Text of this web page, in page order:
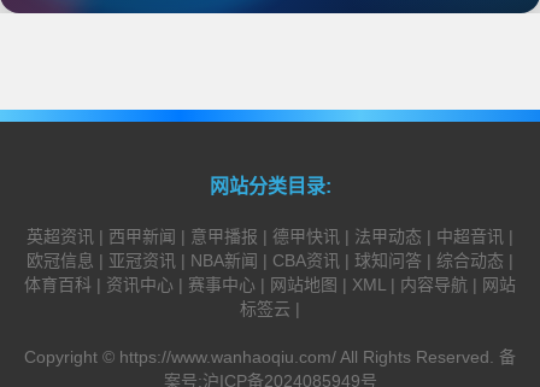
网站分类目录:
英超资讯 | 西甲新闻 | 意甲播报 | 德甲快讯 | 法甲动态 | 中超音讯 |
欧冠信息 | 亚冠资讯 | NBA新闻 | CBA资讯 | 球知问答 | 综合动态 |
体育百科 | 资讯中心 | 赛事中心 | 网站地图 | XML | 内容导航 | 网站
标签云 |
Copyright © https://www.wanhaoqiu.com/All Rights Reserved. 备
案号:沪ICP备2024085949号